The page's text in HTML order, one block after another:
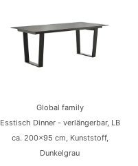
Global family
Esstisch Dinner - verlängerbar, LB
ca. 200x95 cm, Kunststoff,
Dunkelgrau